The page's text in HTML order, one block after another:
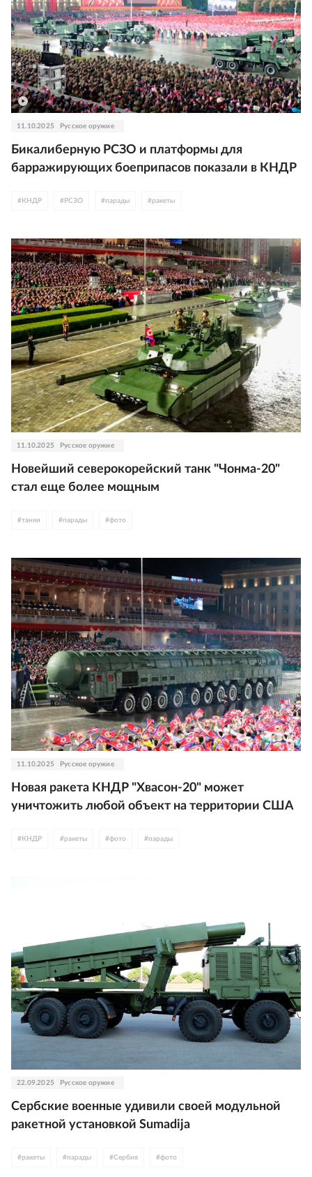
11.10.2025 Русское оружие
Бикалиберную РСЗО и платформы для
барражирующих боеприпасов показали в КНДР
# КНДР # РСЗО #парады #ракеты
11.10.2025 Русское оружие
Новейший северокорейский танк "Чонма-20"
стал еще более мощным
#танки #парады #фото
11.10.2025 Русское оружие
Новая ракета КНДР "Хвасон-20" может
уничтожить любой объект на территории США
# КНДР #ракеты #фото #парады
22.09.2025 Русское оружие
Сербские военные удивили своей модульной
ракетной установкой Sumadija
#ракеты #парады #Сербия #фото